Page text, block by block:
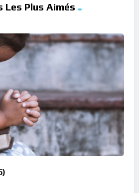
Les Plus Aimés